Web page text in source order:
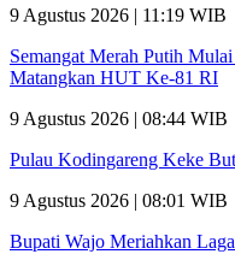
9 Agustus 2026 | 11:19 WIB
Semangat Merah Putih
Matangkan HUT Ke-81 RI
9 Agustus 2026 | 08:44 WIB
Pulau Kodingareng Keke
9 Agustus 2026 | 08:01 WIB
Bupati Wajo Meriahkan